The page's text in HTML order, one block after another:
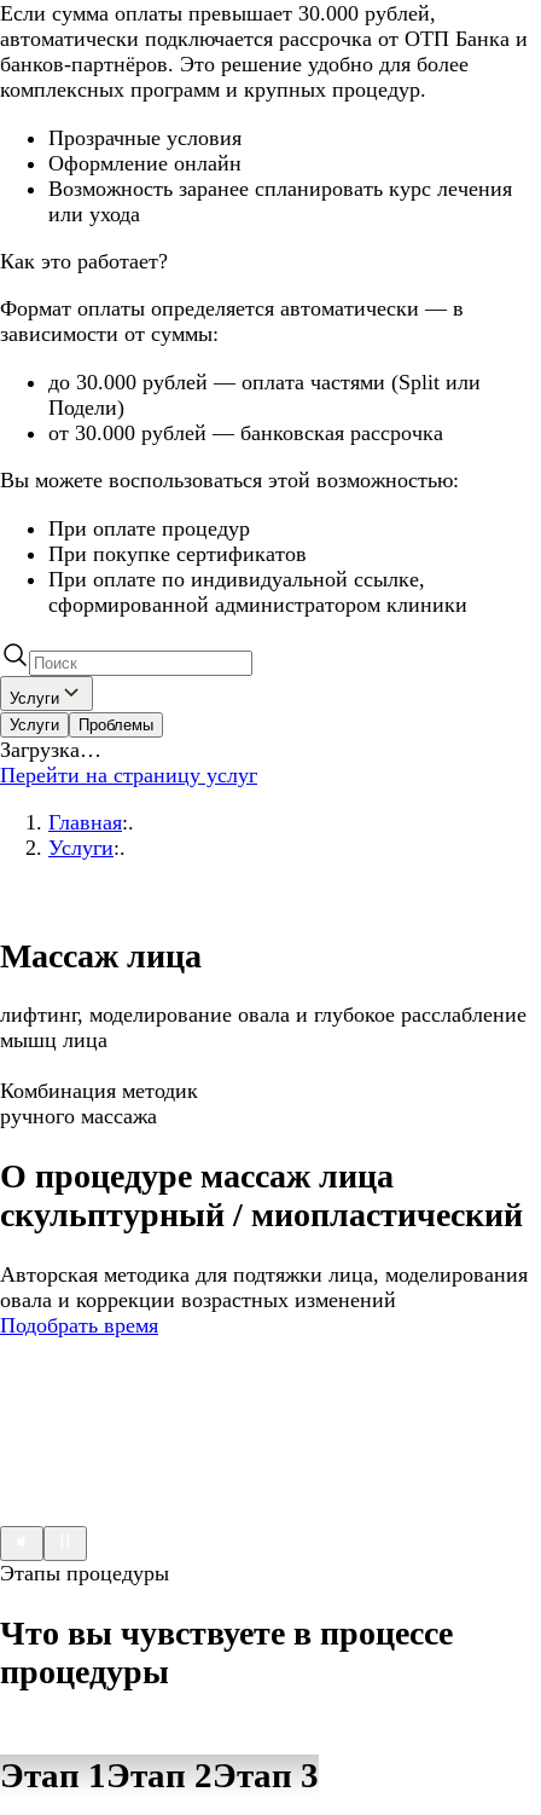
Если сумма оплаты превышает 30.000 рублей,
автоматически подключается рассрочка от ОТП Банка и
банков-партнёров. Это решение удобно для более
комплексных программ и крупных процедур.
Прозрачные условия
Оформление онлайн
Возможность заранее спланировать курс лечения
или ухода
Как это работает?
Формат оплаты определяется автоматически — в
зависимости от суммы:
до 30.000 рублей — оплата частями (Split или
Подели)
от 30.000 рублей — банковская рассрочка
Вы можете воспользоваться этой возможностью:
При оплате процедур
При покупке сертификатов
При оплате по индивидуальной ссылке,
сформированной администратором клиники
Услуги
Услуги
Проблемы
Загрузка…
Перейти на страницу услуг
Главная:.
Услуги:.
Массаж лица
лифтинг, моделирование овала и глубокое расслабление
мышц лица
Комбинация методик
ручного массажа
О процедуре массаж лица
скульптурный / миопластический
Авторская методика для подтяжки лица, моделирования
овала и коррекции возрастных изменений
Подобрать время
Этапы процедуры
Что вы чувствуете в процессе
процедуры
Этап 1Этап 2Этап 3